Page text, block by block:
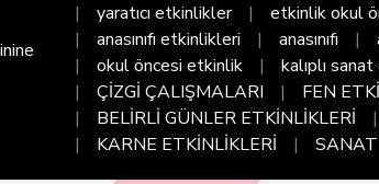
yaratıcı etkinlikler
etkinlik okul
anasınıfı etkinlikleri
anasınıfı
okul öncesi etkinlik
kalıplı
ÇİZGİ ÇALIŞMALARI
FEN
BELİRLİ GÜNLER ETKİNLİKLERİ
KARNE ETKİNLİKLERİ